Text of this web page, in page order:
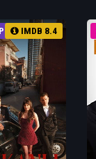
IMDB 8.4